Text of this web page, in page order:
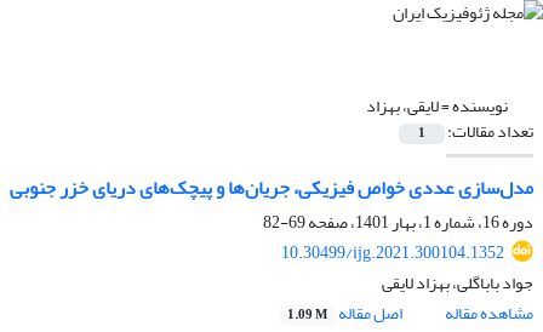
نویسنده =لایقی، بهزاد
تعداد مقالات: 1
مدل‌سازی عددی خواص فیزیکی، جریان‌ها و پیچک‌های دریای خزر جنوبی
دوره 16، شماره 1، بهار 1401، صفحه
69-82
10.30499/ijg.2021.300104.1352
جواد باباگلی، بهزاد لایقی
مشاهده مقاله
اصل مقاله 1.09 M